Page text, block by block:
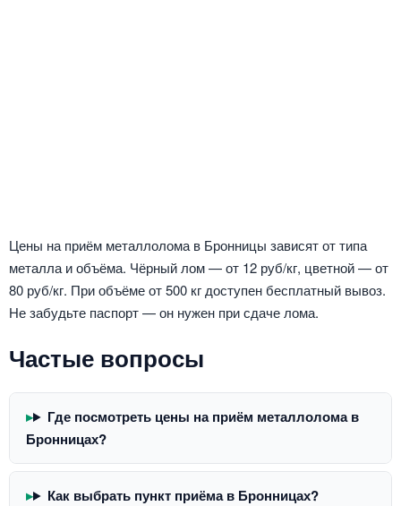
Цены на приём металлолома в Бронницы зависят от типа
металла и объёма. Чёрный лом — от 12 руб/кг, цветной — от
80 руб/кг. При объёме от 500 кг доступен бесплатный вывоз.
Не забудьте паспорт — он нужен при сдаче лома.
Частые вопросы
Где посмотреть цены на приём металлолома в
Бронницах?
Как выбрать пункт приёма в Бронницах?